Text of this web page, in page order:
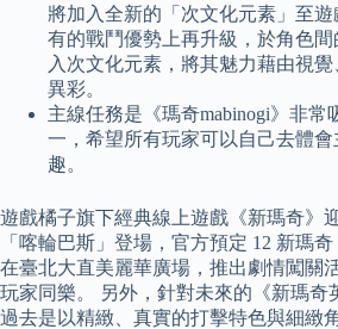
將加入全新的「次文化元素」至
有的戰鬥優勢上再升級，於角色
入次文化元素，將其魅力藉由視
異彩。
主線任務是《瑪奇mabinogi》非常
一，希望所有玩家可以自己去體
趣。
遊戲橘子旗下經典線上遊戲《新瑪奇》
「喀輪巴斯」登場，官方預定 12 新瑪奇
在臺北大直美麗華廣場，推出劇情闖關
玩家同樂。 另外，針對未來的《新瑪奇
過去是以精緻、真實的打擊特色與細緻